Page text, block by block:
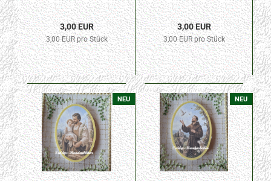
50x70mm
3,00 EUR
3,00 EUR pro Stück
50x70mm
3,00 EUR
3,00 EUR pro Stück
NEU NEU